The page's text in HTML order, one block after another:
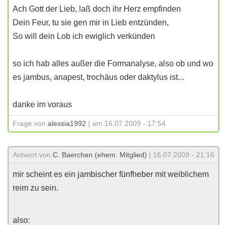
Ach Gott der Lieb, laß doch ihr Herz empfinden
Dein Feur, tu sie gen mir in Lieb entzünden,
So will dein Lob ich ewiglich verkünden
so ich hab alles außer die Formanalyse, also ob und wo
es jambus, anapest, trochäus oder daktylus ist...
danke im voraus
Frage von alessia1992 | am 16.07.2009 - 17:54
Antwort von C. Baerchen (ehem. Mitglied) | 16.07.2009 - 21:16
mir scheint es ein jambischer fünfheber mit weiblichem
reim zu sein.
also: